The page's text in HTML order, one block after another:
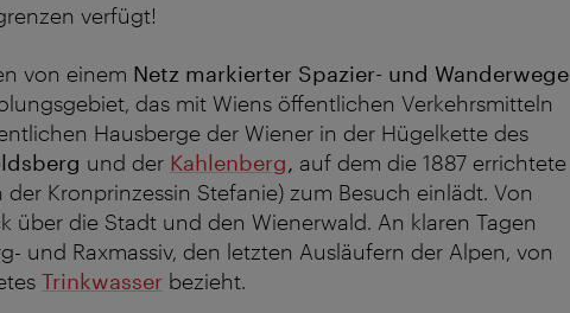
verfügt!
von einem Netz markierter Spazier- und Wanderwege
das mit Wiens öffentlichen Verkehrsmitteln
Hausberge der Wiener in der Hügelkette des
und der Kahlenberg, auf dem die 1887 errichtete
Kronprinzessin Stefanie) zum Besuch einlädt. Von
über die Stadt und den Wienerwald. An klaren Tagen
und Raxmassiv, den letzten Ausläufern der Alpen, von
Trinkwasser bezieht.